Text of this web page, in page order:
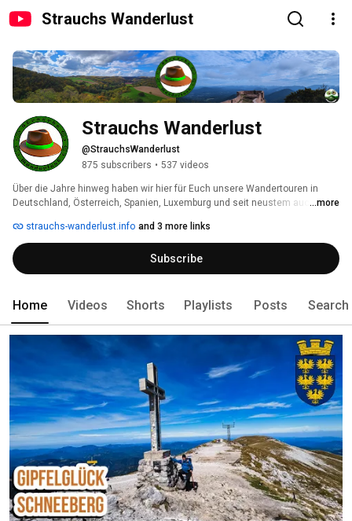
Strauchs Wanderlust
Strauchs Wanderlust
@StrauchsWanderlust
875 subscribers • 537 videos
Über die Jahre hinweg haben wir hier für Euch unsere Wandertouren in
Deutschland, Österreich, Spanien, Luxemburg und seit neustem auch ...more
strauchs-wanderlust.info and 3 more links
Subscribe
Home Videos Shorts Playlists Posts Search